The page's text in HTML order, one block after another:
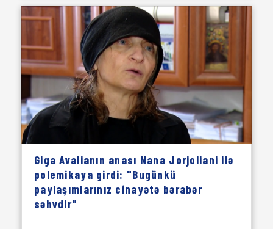
Giga Avalianın anası Nana Jorjoliani ilə
polemikaya girdi: "Bugünkü
paylaşımlarınız cinayətə bərabər
səhvdir"